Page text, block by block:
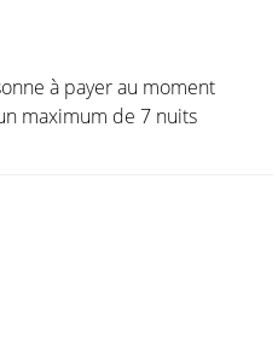
à payer au moment
maximum de 7 nuits